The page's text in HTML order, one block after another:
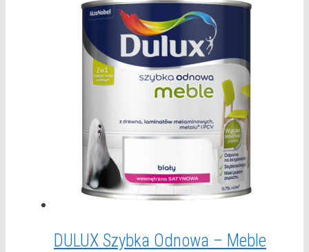
DULUX Szybka Odnowa – Meble